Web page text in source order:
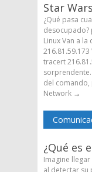
Star
¿Qué pasa
desocupado?
Linux Van a
tracert
del comando,
Network →
¿Qué es
Imagine llegar
al detectar su